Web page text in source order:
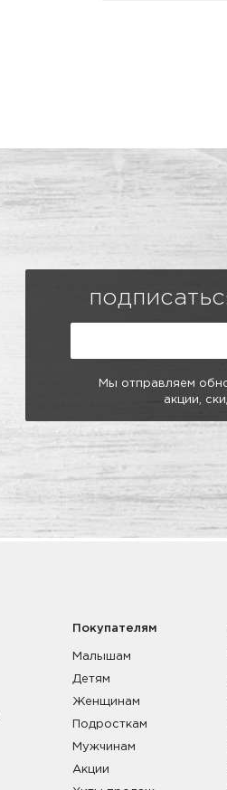
Мы отправляем
акции,
Покупателям
Малышам
Детям
Женщинам
Подросткам
Мужчинам
Акции